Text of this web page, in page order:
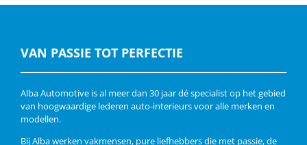
VAN PASSIE TOT PERFECTIE
Alba Automotive is al meer dan 30 jaar dé specialist op het gebied
van hoogwaardige lederen auto-interieurs voor alle merken en
modellen.
Bij Alba werken vakmensen, pure liefhebbers die met passie, de